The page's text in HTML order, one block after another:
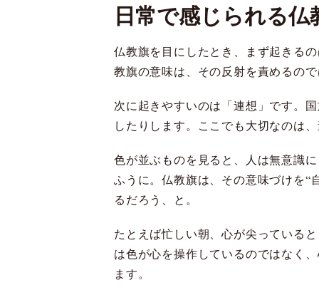
日常で感じられる仏
仏教旗を目にしたとき、まず起きる
教旗の意味は、その反射を責めるの
次に起きやすいのは「連想」です。
したりします。ここでも大切なのは
色が並ぶものを見ると、人は無意識
ふうに。仏教旗は、その意味づけを“
るだろう、と。
たとえば忙しい朝、心が尖っている
は色が心を操作しているのではなく
ます。